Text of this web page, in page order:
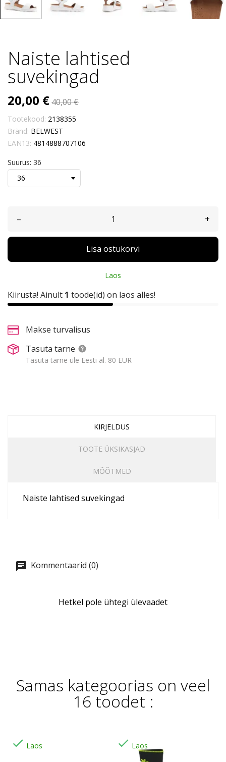
Naiste lahtised
suvekingad
20,00 €40,00 €
Tootekood: 2138355
Bränd: BELWEST
EAN13: 4814888707106
Suurus: 36
– +
Lisa ostukorvi
Laos
Kiirusta! Ainult 1 toode(id) on laos alles!
Makse turvalisus
Tasuta tarne
Tasuta tarne üle Eesti al. 80 EUR
KIRJELDUS
TOOTE ÜKSIKASJAD
MÕÕTMED
Naiste lahtised suvekingad
Kommentaarid (0)
Hetkel pole ühtegi ülevaadet
Samas kategoorias on veel
16 toodet :
 Laos  Laos